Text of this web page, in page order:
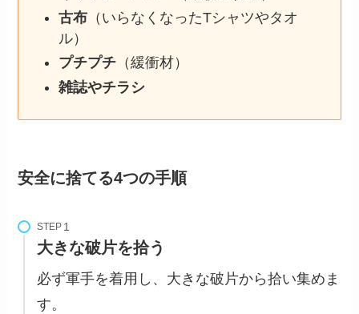
古布（いらなくなったTシャツやタオ
ル）
プチプチ（緩衝材）
雑誌やチラシ
安全に捨てる4つの手順
STEP
大きな破片を拾う
必ず軍手を着用し、大きな破片から拾い集めま
す。